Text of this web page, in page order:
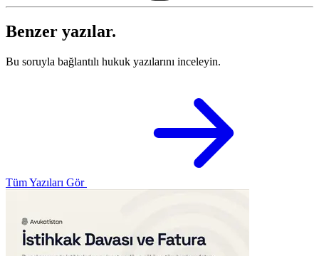
Benzer yazılar.
Bu soruyla bağlantılı hukuk yazılarını inceleyin.
Tüm Yazıları Gör